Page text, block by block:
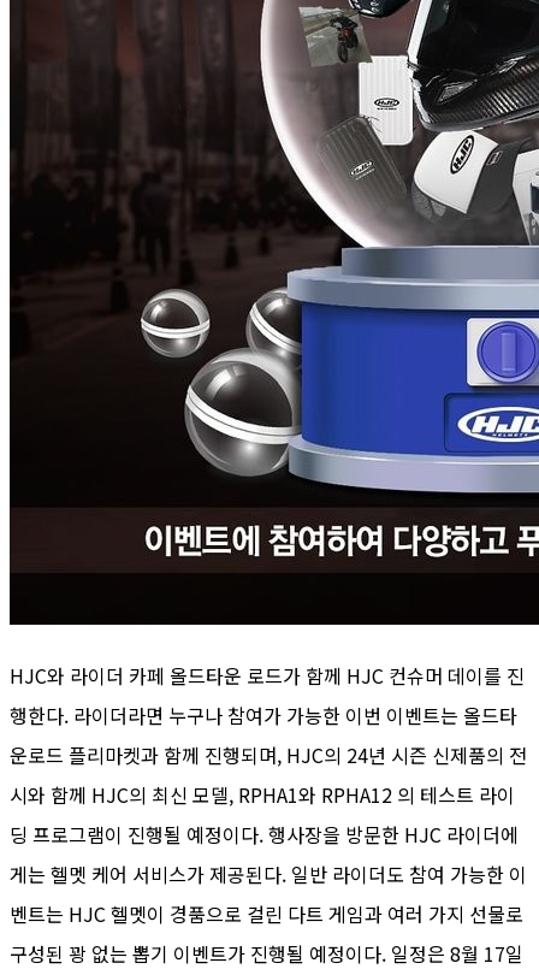
HJC와 라이더 카페 올드타운 로드가 함께 HJC 컨슈머 데이를 진
행한다. 라이더라면 누구나 참여가 가능한 이번 이벤트는 올드타
운로드 플리마켓과 함께 진행되며, HJC의 24년 시즌 신제품의 전
시와 함께 HJC의 최신 모델, RPHA1와 RPHA12 의 테스트 라이
딩 프로그램이 진행될 예정이다. 행사장을 방문한 HJC 라이더에
게는 헬멧 케어 서비스가 제공된다. 일반 라이더도 참여 가능한 이
벤트는 HJC 헬멧이 경품으로 걸린 다트 게임과 여러 가지 선물로
구성된 꽝 없는 뽑기 이벤트가 진행될 예정이다. 일정은 8월 17일